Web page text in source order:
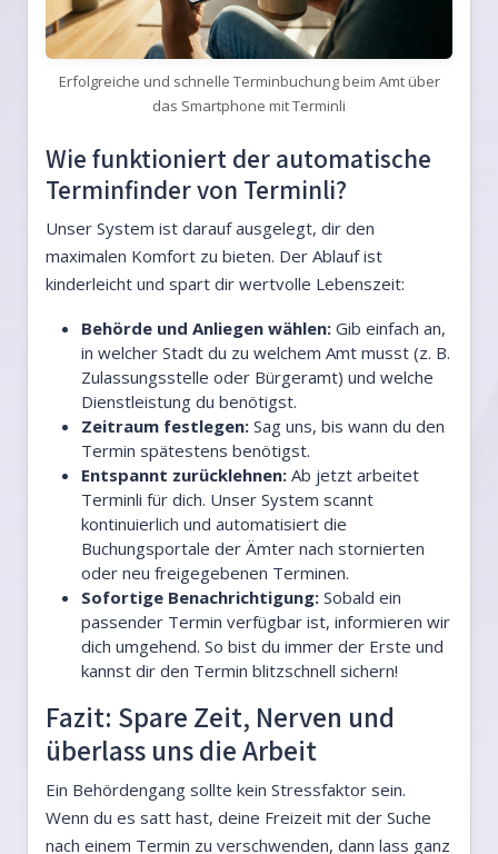
Erfolgreiche und schnelle Terminbuchung beim Amt über
das Smartphone mit Terminli
Wie funktioniert der automatische
Terminfinder von Terminli?
Unser System ist darauf ausgelegt, dir den
maximalen Komfort zu bieten. Der Ablauf ist
kinderleicht und spart dir wertvolle Lebenszeit:
Behörde und Anliegen wählen: Gib einfach an,
in welcher Stadt du zu welchem Amt musst (z. B.
Zulassungsstelle oder Bürgeramt) und welche
Dienstleistung du benötigst.
Zeitraum festlegen: Sag uns, bis wann du den
Termin spätestens benötigst.
Entspannt zurücklehnen: Ab jetzt arbeitet
Terminli für dich. Unser System scannt
kontinuierlich und automatisiert die
Buchungsportale der Ämter nach stornierten
oder neu freigegebenen Terminen.
Sofortige Benachrichtigung: Sobald ein
passender Termin verfügbar ist, informieren wir
dich umgehend. So bist du immer der Erste und
kannst dir den Termin blitzschnell sichern!
Fazit: Spare Zeit, Nerven und
überlass uns die Arbeit
Ein Behördengang sollte kein Stressfaktor sein.
Wenn du es satt hast, deine Freizeit mit der Suche
nach einem Termin zu verschwenden, dann lass ganz